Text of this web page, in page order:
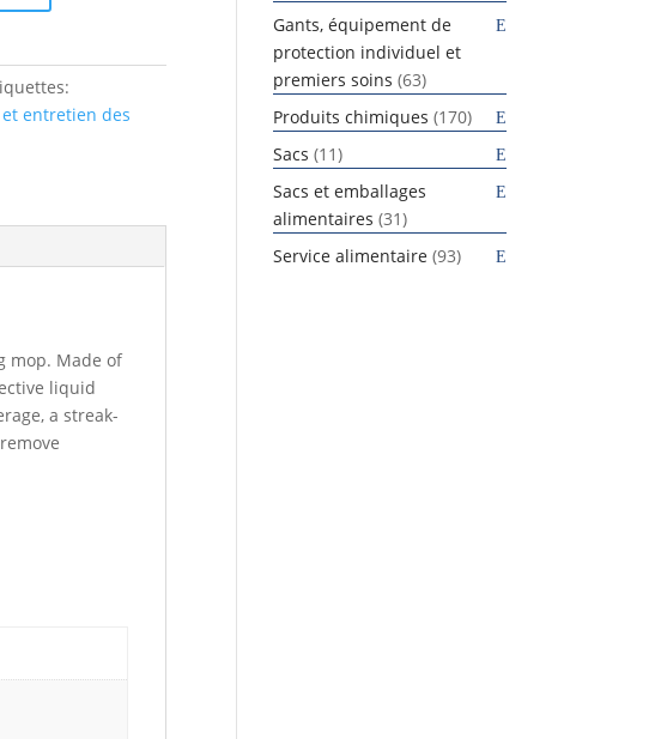
entretien des
mop. Made of
liquid
a streak-
produits
Gants, équipement de
protection individuel et
premiers soins 6363
produits
Produits chimiques 170170
produits
Sacs 1111
produits
Sacs et emballages
alimentaires 3131
produits
Service alimentaire 9393